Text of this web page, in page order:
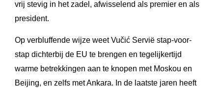
vrij stevig in het zadel, afwisselend als premier en als
president.
Op verbluffende wijze weet Vučić Servië stap-voor-
stap dichterbij de EU te brengen en tegelijkertijd
warme betrekkingen aan te knopen met Moskou en
Beijing, en zelfs met Ankara. In de laatste jaren heeft